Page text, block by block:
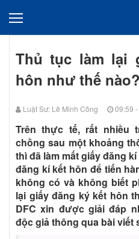
Thủ tục làm lại
hôn như thế nào?
Luật Sư: Lê Minh Công 09:59 -
Trên thực tế, rất nhiều
chồng sau một khoảng
thì đã làm mất giấy đăng
đăng kí kết hôn để tiến
không có và không biết
lại giấy đăng ký kết hôn
DFC xin được giải đáp
độc giả thông qua bài viết